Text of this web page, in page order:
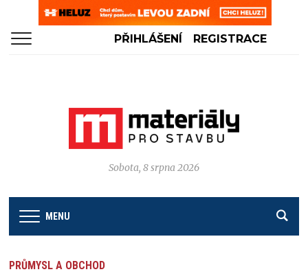
PŘIHLÁŠENÍ REGISTRACE
Sobota, 8 srpna 2026
MENU
PRŮMYSL A OBCHOD